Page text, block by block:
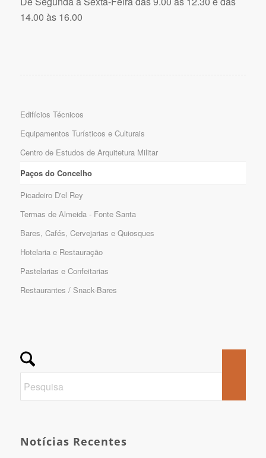
14.00 às 16.00
Edifícios Técnicos
Equipamentos Turísticos e Culturais
Centro de Estudos de Arquitetura Militar
Paços do Concelho
Picadeiro D'el Rey
Termas de Almeida - Fonte Santa
Bares, Cafés, Cervejarias e Quiosques
Hotelaria e Restauração
Pastelarias e Confeitarias
Restaurantes / Snack-Bares
Notícias Recentes